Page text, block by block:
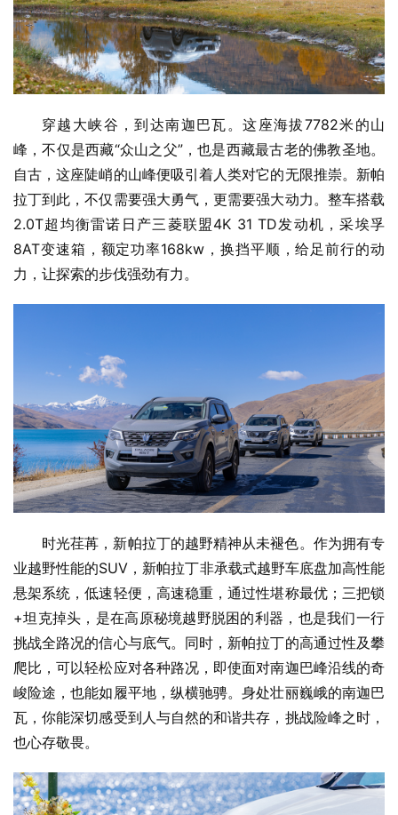
穿越大峡谷，到达南迦巴瓦。这座海拔7782米的山
峰，不仅是西藏“众山之父”，也是西藏最古老的佛教圣地。
自古，这座陡峭的山峰便吸引着人类对它的无限推崇。新帕
拉丁到此，不仅需要强大勇气，更需要强大动力。整车搭载
2.0T超均衡雷诺日产三菱联盟4K 31 TD发动机，采埃孚
8AT变速箱，额定功率168kw，换挡平顺，给足前行的动
力，让探索的步伐强劲有力。
时光荏苒，新帕拉丁的越野精神从未褪色。作为拥有专
业越野性能的SUV，新帕拉丁非承载式越野车底盘加高性能
悬架系统，低速轻便，高速稳重，通过性堪称最优；三把锁
+坦克掉头，是在高原秘境越野脱困的利器，也是我们一行
挑战全路况的信心与底气。同时，新帕拉丁的高通过性及攀
爬比，可以轻松应对各种路况，即使面对南迦巴峰沿线的奇
峻险途，也能如履平地，纵横驰骋。身处壮丽巍峨的南迦巴
瓦，你能深切感受到人与自然的和谐共存，挑战险峰之时，
也心存敬畏。